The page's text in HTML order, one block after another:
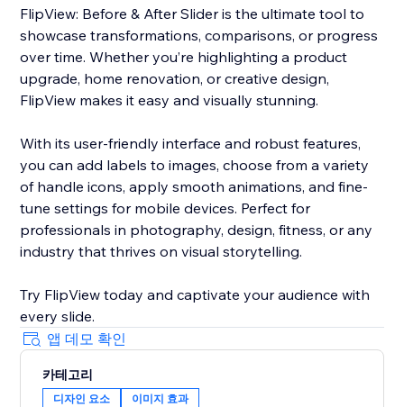
FlipView: Before & After Slider is the ultimate tool to
showcase transformations, comparisons, or progress
over time. Whether you’re highlighting a product
upgrade, home renovation, or creative design,
FlipView makes it easy and visually stunning.
With its user-friendly interface and robust features,
you can add labels to images, choose from a variety
of handle icons, apply smooth animations, and fine-
tune settings for mobile devices. Perfect for
professionals in photography, design, fitness, or any
industry that thrives on visual storytelling.
Try FlipView today and captivate your audience with
every slide.
앱 데모 확인
카테고리
디자인 요소 이미지 효과